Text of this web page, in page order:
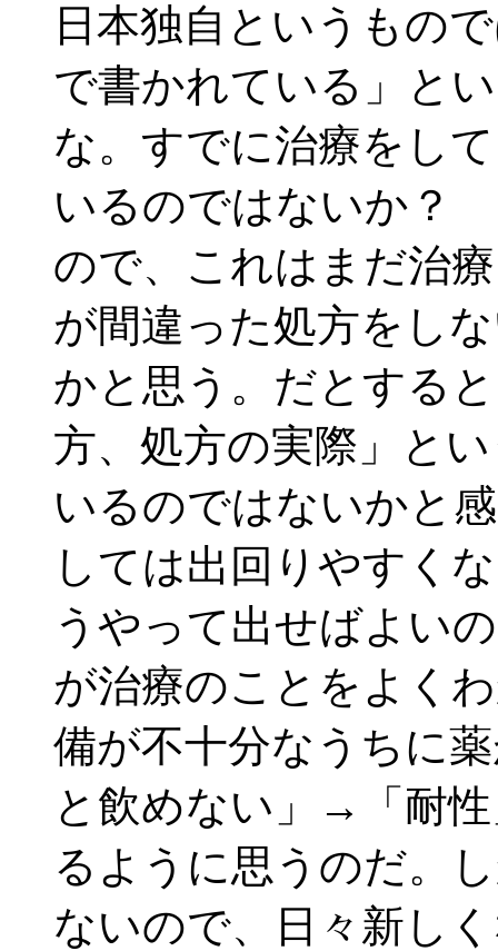
日本独自というもの
で書かれている」と
な。すでに治療をし
いるのではないか？
ので、これはまだ治
が間違った処方をし
かと思う。だとする
方、処方の実際」と
いるのではないかと
しては出回りやすく
うやって出せばよい
が治療のことをよく
備が不十分なうちに
と飲めない」→「耐
るように思うのだ。
ないので、日々新し